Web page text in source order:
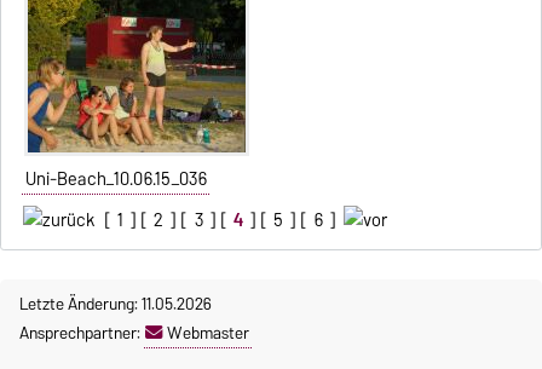
Uni-Beach_10.06.15_036
[ 1 ] [ 2 ] [ 3 ] [ 4 ] [ 5 ] [ 6 ]
Letzte Änderung: 11.05.2026
Ansprechpartner:
Webmaster